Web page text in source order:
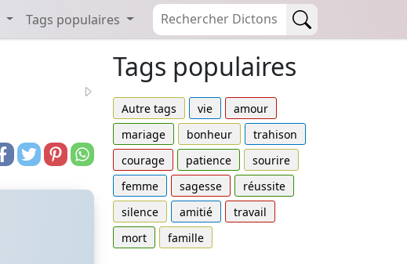
Tags populaires
Tags populaires
Autre tags vie
amour
mariage
bonheur
trahison
courage
patience
sourire
femme
sagesse
réussite
silence
amitié
travail
mort
famille